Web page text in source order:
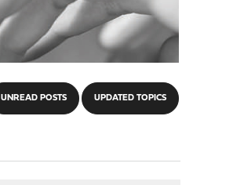
UNREAD POSTS UPDATED TOPICS